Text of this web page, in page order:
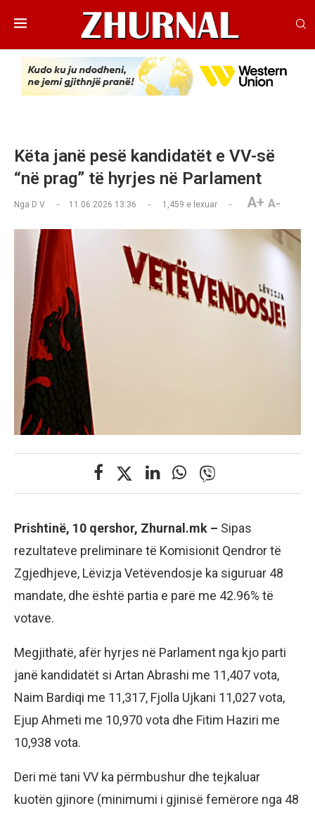
Këta janë pesë kandidatët e VV-së
“në prag” të hyrjes në Parlament
Nga D V 11.06.2026 13:36 1,459 e lexuar A+ A-
Prishtinë, 10 qershor, Zhurnal.mk – Sipas
rezultateve preliminare të Komisionit Qendror të
Zgjedhjeve, Lëvizja Vetëvendosje ka siguruar 48
mandate, dhe është partia e parë me 42.96% të
votave.
Megjithatë, afër hyrjes në Parlament nga kjo parti
janë kandidatët si Artan Abrashi me 11,407 vota,
Naim Bardiqi me 11,317, Fjolla Ujkani 11,027 vota,
Ejup Ahmeti me 10,970 vota dhe Fitim Haziri me
10,938 vota.
Deri më tani VV ka përmbushur dhe tejkaluar
kuotën gjinore (minimumi i gjinisë femërore nga 48